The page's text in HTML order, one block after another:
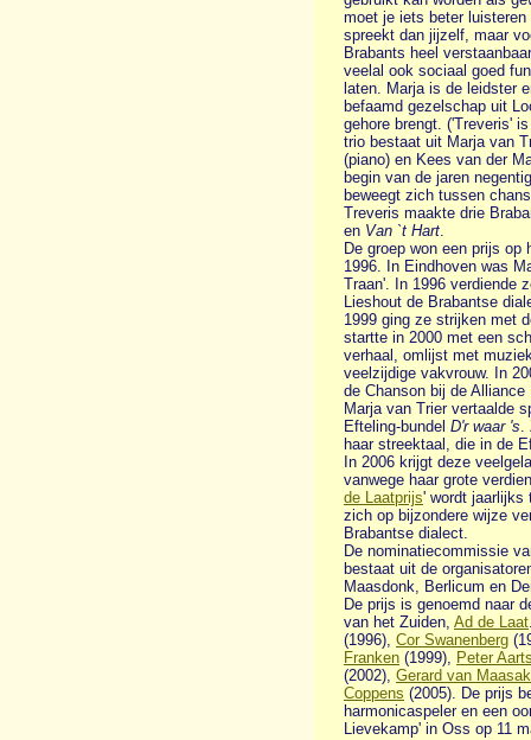
moet je iets beter
spreekt dan jijzelf, maar
Brabants heel
veelal ook sociaal goed
laten. Marja is de leidster
befaamd gezelschap uit
gehore brengt. ('Treveris'
trio bestaat uit Marja van
(piano) en Kees van der
begin van de jaren
beweegt zich tussen
Treveris maakte drie
en Van `t Hart.
De groep won een prijs
1996. In Eindhoven was
Traan'. In 1996 verdiende
Lieshout de Brabantse
1999 ging ze strijken met
startte in 2000 met een
verhaal, omlijst met
veelzijdige vakvrouw. In
de Chanson bij de Alliance
Marja van Trier vertaalde
Efteling-bundel D'r waar 's.
haar streektaal, die in de
In 2006 krijgt deze
vanwege haar grote
de Laatprijs' wordt jaarlijks
zich op bijzondere wijze
Brabantse dialect.
De nominatiecommissie
bestaat uit de
Maasdonk, Berlicum en
De prijs is genoemd naar
van het Zuiden, Ad de Laat
(1996), Cor Swanenberg
Franken (1999), Peter
(2002), Gerard van
Coppens (2005). De prijs
harmonicaspeler en een
Lievekamp' in Oss op 11